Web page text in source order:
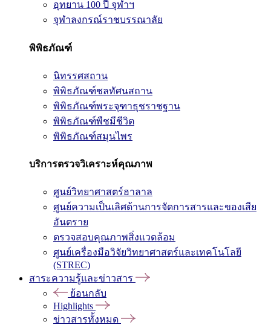
อุทยาน 100 ปี จุฬาฯ
จุฬาลงกรณ์ราชบรรณาลัย
พิพิธภัณฑ์
นิทรรศสถาน
พิพิธภัณฑ์ชลทัศนสถาน
พิพิธภัณฑ์พระจุฑาธุชราชฐาน
พิพิธภัณฑ์พืชมีชีวิต
พิพิธภัณฑ์สมุนไพร
บริการตรวจวิเคราะห์คุณภาพ
ศูนย์วิทยาศาสตร์ฮาลาล
ศูนย์ความเป็นเลิศด้านการจัดการสารและของเสีย
อันตราย
ตรวจสอบคุณภาพสิ่งแวดล้อม
ศูนย์เครื่องมือวิจัยวิทยาศาสตร์และเทคโนโลยี
(STREC)
สาระความรู้และข่าวสาร
ย้อนกลับ
Highlights
ข่าวสารทั้งหมด